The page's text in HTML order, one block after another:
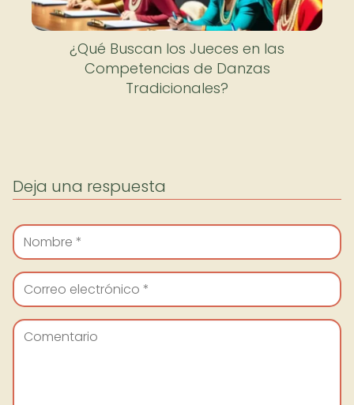
¿Qué Buscan los Jueces en las
Competencias de Danzas
Tradicionales?
Deja una respuesta